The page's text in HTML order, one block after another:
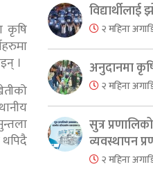
कृषि
।
विद्यार्थीलाई
२ महिना
अनुदानमा
२ महिना
सुत्र
व्यवस्थापन
२ महिना